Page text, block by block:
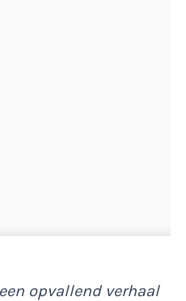
opvallend verhaal